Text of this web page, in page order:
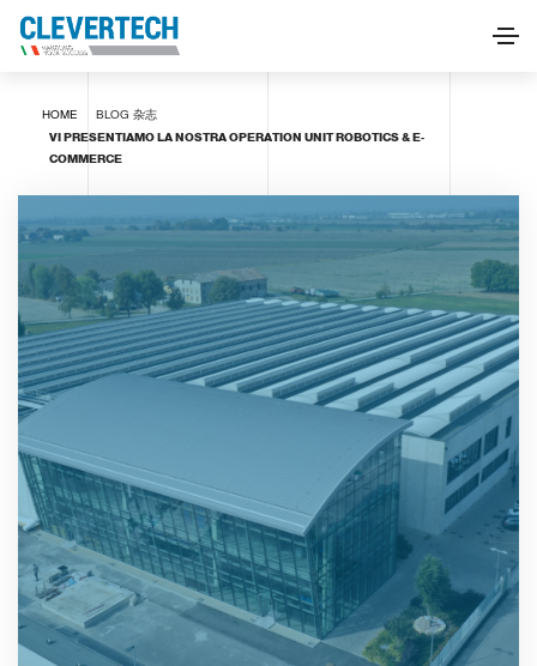
HOME BLOG 杂志
VI PRESENTIAMO LA NOSTRA OPERATION UNIT ROBOTICS & E-
COMMERCE